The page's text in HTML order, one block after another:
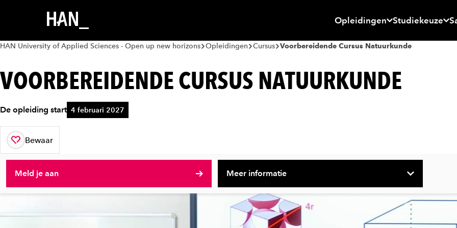
Opleidingen Studiekeuze
HAN University of Applied Sciences - Open up new horizons Opleidingen Cursus Voorbereidende Cursus Natuurkunde
VOORBEREIDENDE CURSUS NATUURKUNDE
De opleiding start 4 februari 2027
Bewaar
aan je favorieten
Meld je aan Meer informatie